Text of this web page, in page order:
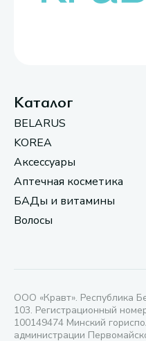
Каталог
BELARUS
KOREA
Аксессуары
Аптечная косметика
БАДы и витамины
Волосы
ООО «Кравт». Республика
103. Регистрационный
100149474 Минский
администрации